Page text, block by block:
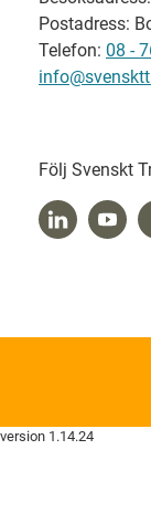
Postadress:
Telefon: 08 -
Följ Svenskt
version 1.14.24